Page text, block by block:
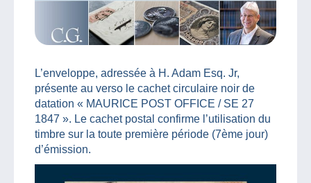
L’enveloppe, adressée à H. Adam Esq. Jr,
présente au verso le cachet circulaire noir de
datation « MAURICE POST OFFICE / SE 27
1847 ». Le cachet postal confirme l’utilisation du
timbre sur la toute première période (7ème jour)
d’émission.